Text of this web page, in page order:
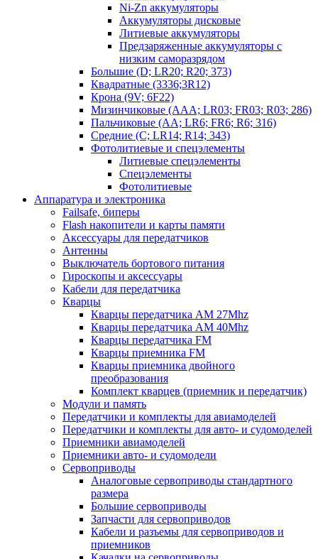
Ni-Zn аккумуляторы
Аккумуляторы дисковые
Литиевые аккумуляторы
Предзаряженные аккумуляторы с
низким саморазрядом
Большие (D; LR20; R20; 373)
Квадратные (3336;3R12)
Крона (9V; 6F22)
Мизинчиковые (AAA; LR03; FR03; R03; 286)
Пальчиковые (AA; LR6; FR6; R6; 316)
Средние (C; LR14; R14; 343)
Фотолитиевые и спецэлементы
Литиевые спецэлементы
Спецэлементы
Фотолитиевые
Аппаратура и электроника
Failsafe, биперы
Flash накопители и карты памяти
Аксессуары для передатчиков
Антенны
Выключатель бортового питания
Гироскопы и аксессуары
Кабели для передатчика
Кварцы
Кварцы передатчика AM 27Mhz
Кварцы передатчика AM 40Mhz
Кварцы передатчика FM
Кварцы приемника FM
Кварцы приемника двойного
преобразования
Комплект кварцев (приемник и передатчик)
Модули и память
Передатчики и комплекты для авиамоделей
Передатчики и комплекты для авто- и судомоделей
Приемники авиамоделей
Приемники авто- и судомодели
Сервоприводы
Аналоговые сервоприводы стандартного
размера
Большие сервоприводы
Запчасти для сервоприводов
Кабели и разъемы для сервоприводов и
приемников